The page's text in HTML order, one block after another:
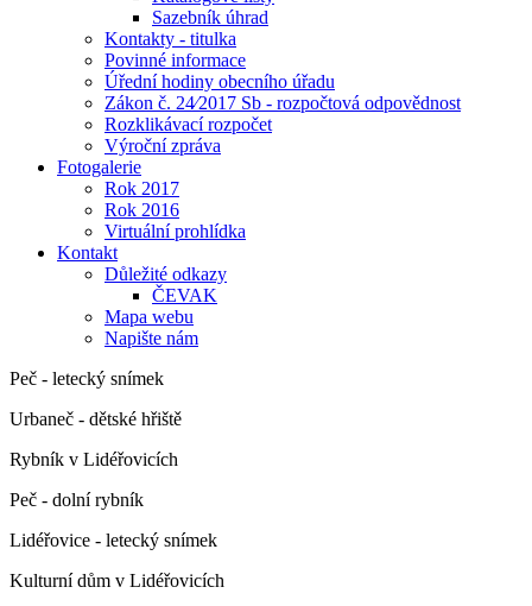
Sazebník úhrad
Kontakty - titulka
Povinné informace
Úřední hodiny obecního úřadu
Zákon č. 24⁄2017 Sb - rozpočtová odpovědnost
Rozklikávací rozpočet
Výroční zpráva
Fotogalerie
Rok 2017
Rok 2016
Virtuální prohlídka
Kontakt
Důležité odkazy
ČEVAK
Mapa webu
Napište nám
Peč - letecký snímek
Urbaneč - dětské hřiště
Rybník v Lidéřovicích
Peč - dolní rybník
Lidéřovice - letecký snímek
Kulturní dům v Lidéřovicích